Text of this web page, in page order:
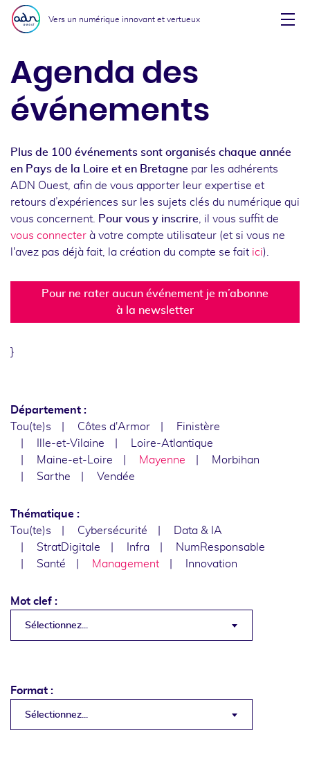
Aller au menu
Aller au contenu
Vers un numérique innovant et vertueux
Agenda des
événements
Plus de 100 événements sont organisés chaque année
en Pays de la Loire et en Bretagne par les adhérents
ADN Ouest, afin de vous apporter leur expertise et
retours d’expériences sur les sujets clés du numérique qui
vous concernent.
Pour vous y inscrire , il vous suffit de
vous connecter à votre compte utilisateur (et si vous ne
l'avez pas déjà fait, la création du compte se fait ici).
Pour ne rater aucun événement je m’abonne
à la newsletter
}
Département :
Tou(te)s
Côtes d'Armor
Finistère
Ille-et-Vilaine
Loire-Atlantique
Maine-et-Loire
Mayenne
Morbihan
Sarthe
Vendée
Thématique :
Tou(te)s
Cybersécurité
Data & IA
StratDigitale
Infra
NumResponsable
Santé
Management Innovation
Mot clef :
Sélectionnez...
Format :
Sélectionnez...